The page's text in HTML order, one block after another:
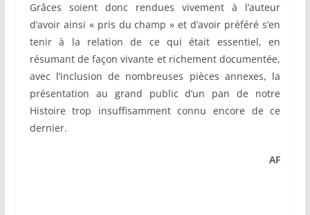
Grâces soient donc rendues vivement à l’auteur
d’avoir ainsi « pris du champ » et d’avoir préféré s’en
tenir à la relation de ce qui était essentiel, en
résumant de façon vivante et richement documentée,
avec l’inclusion de nombreuses pièces annexes, la
présentation au grand public d’un pan de notre
Histoire trop insuffisamment connu encore de ce
dernier.
AF